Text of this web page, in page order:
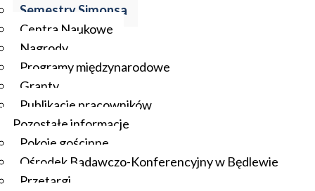
Semestry Simonsa
Centra Naukowe
Nagrody
Programy międzynarodowe
Granty
Publikacje pracowników
Pozostałe informacje
Pokoje gościnne
Ośrodek Badawczo-Konferencyjny w Będlewie
Przetargi